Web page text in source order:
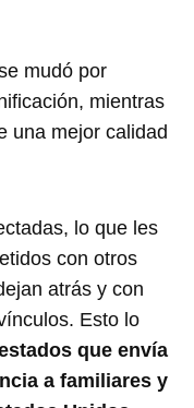
mudó por
mientras
una mejor calidad
lo que les
con otros
atrás y con
Esto lo
que envía
a familiares y